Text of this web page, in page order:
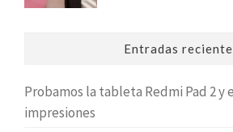
Entradas
Probamos la tableta Redmi Pad 2 y
impresiones